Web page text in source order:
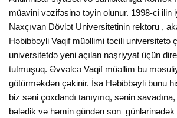
müavini vəzifəsinə təyin olunur. 1998-ci ilin
Naxçıvan Dövlət Universitetinin rektoru ,
Həbibbəyli Vaqif müəllimi təcili universitetə
universitetdə yeni açılan nəşriyyat üçün
tutmuşuq. Əvvəlcə Vaqif müəllim bu
götürməkdən çəkinir. İsa Həbibbəyli bunu
biz səni çoxdandı tanıyırıq, sənin
bələdik və həmin gündən son günlərinədək